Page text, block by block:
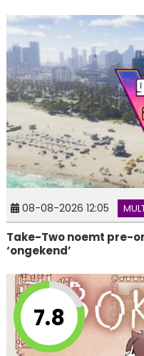
08-08-2026 12:05
Take-Two noemt pre-
‘ongekend’
7.8